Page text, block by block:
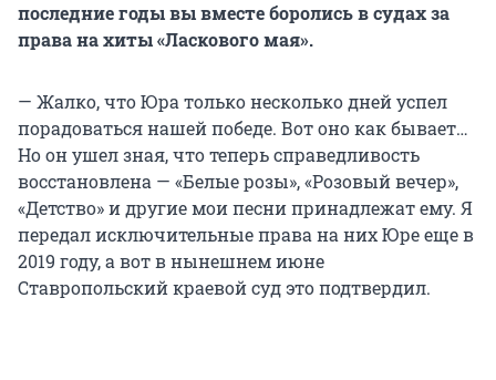
последние годы вы вместе боролись в судах за
права на хиты «Ласкового мая».
— Жалко, что Юра только несколько дней успел
порадоваться нашей победе. Вот оно как бывает…
Но он ушел зная, что теперь справедливость
восстановлена — «Белые розы», «Розовый вечер»,
«Детство» и другие мои песни принадлежат ему. Я
передал исключительные права на них Юре еще в
2019 году, а вот в нынешнем июне
Ставропольский краевой суд это подтвердил.